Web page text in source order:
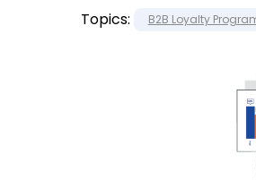
Topics: B2B Loyalty